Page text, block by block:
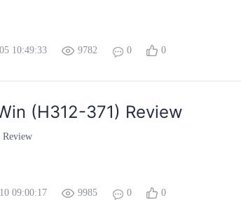
10:49:33 9782 0 0
(H312-371) Review
09:00:17 9985 0 0